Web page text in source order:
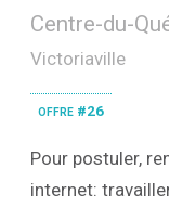
Centre-du-
Victoriaville
offre #26
Pour postuler,
internet: